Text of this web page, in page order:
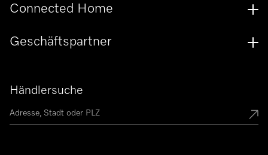
Händlersuche
Connected Home
Geschäftspartner